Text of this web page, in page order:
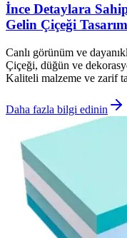
İnce Detaylara
Gelin Çiçeği
Canlı görünüm ve
Çiçeği, düğün ve
Kaliteli malzeme ve zarif
Daha fazla bilgi edinin